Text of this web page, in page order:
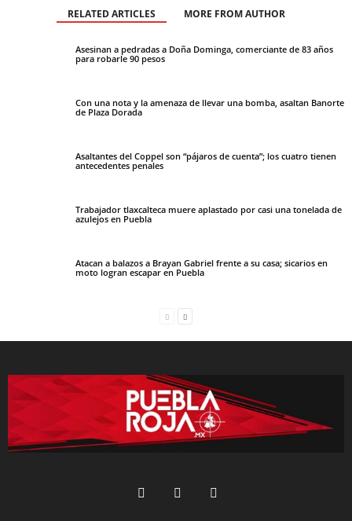
RELATED ARTICLES MORE FROM AUTHOR
Asesinan a pedradas a Doña Dominga, comerciante de 83 años
para robarle 90 pesos
Con una nota y la amenaza de llevar una bomba, asaltan Banorte
de Plaza Dorada
Asaltantes del Coppel son “pájaros de cuenta”; los cuatro tienen
antecedentes penales
Trabajador tlaxcalteca muere aplastado por casi una tonelada de
azulejos en Puebla
Atacan a balazos a Brayan Gabriel frente a su casa; sicarios en
moto logran escapar en Puebla